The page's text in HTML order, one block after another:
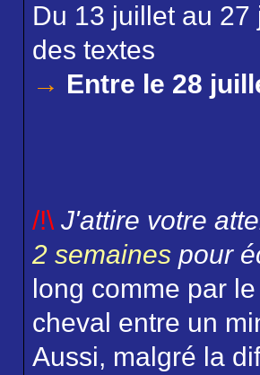
Du 13 juillet au
des textes
→ Entre le 28
/!\ J'attire votre
2 semaines pour
long comme par
cheval entre un
Aussi, malgré la